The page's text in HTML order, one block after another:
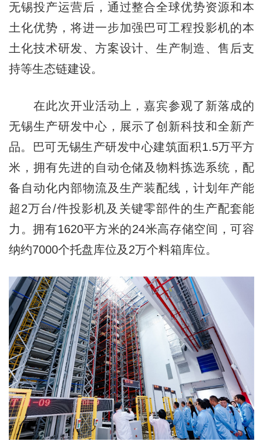
无锡投产运营后，通过整合全球优势资源和本
土化优势，将进一步加强巴可工程投影机的本
土化技术研发、方案设计、生产制造、售后支
持等生态链建设。
在此次开业活动上，嘉宾参观了新落成的
无锡生产研发中心，展示了创新科技和全新产
品。巴可无锡生产研发中心建筑面积1.5万平方
米，拥有先进的自动仓储及物料拣选系统，配
备自动化内部物流及生产装配线，计划年产能
超2万台/件投影机及关键零部件的生产配套能
力。拥有1620平方米的24米高存储空间，可容
纳约7000个托盘库位及2万个料箱库位。